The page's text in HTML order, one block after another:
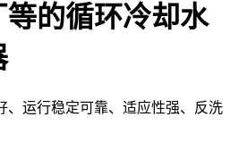
等的循环冷却水
、运行稳定可靠、适应性强、反洗